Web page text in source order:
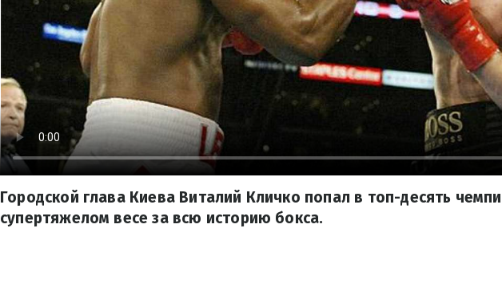
Городской глава Киева Виталий Кличко попал в топ-десять
супертяжелом весе за всю историю бокса.